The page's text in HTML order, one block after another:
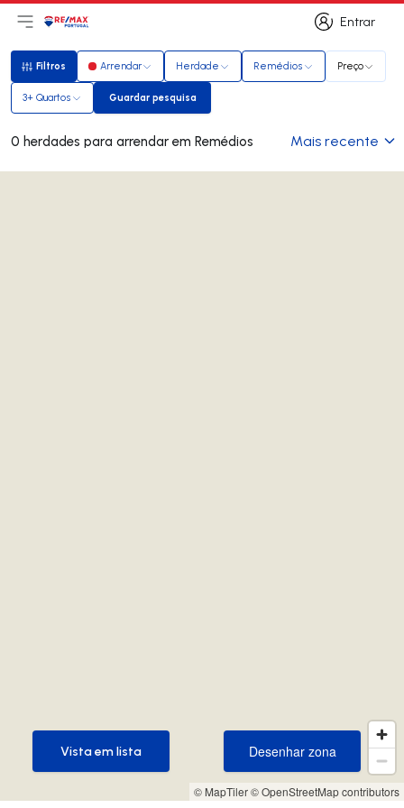
Entrar
Entrar
Abri menu principal
LogoIr para página inicial
Filtros
Filtros Arrendar Herdade Remédios Preço
3+ Quartos Guardar pesquisa
Guardar pesquisa
0 herdades para arrendar em Remédios Mais recente
© MapTiler© OpenStreetMap contributors
Desenhar zona
Desenhar zona
Vista em lista
Vista em lista